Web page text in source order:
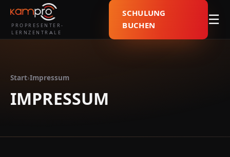
PROPRESENTER-
LERNZENTRALE
SCHULUNG
BUCHEN
☰
Start›Impressum
IMPRESSUM